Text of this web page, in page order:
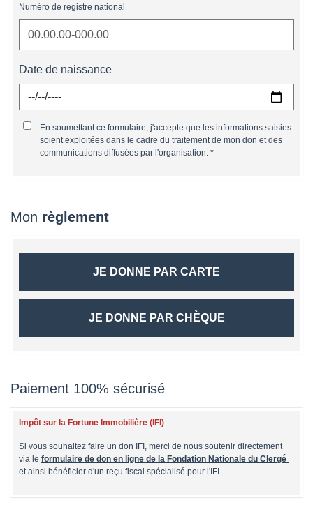
Numéro de registre national
Date de naissance
En soumettant ce formulaire, j'accepte que les informations saisies
soient exploitées dans le cadre du traitement de mon don et des
communications diffusées par l'organisation.
Mon règlement
JE DONNE PAR CARTE
JE DONNE PAR CHÈQUE
Paiement 100% sécurisé
Impôt sur la Fortune Immobilière (IFI)
Si vous souhaitez faire un don IFI, merci de nous soutenir directement
via le formulaire de don en ligne de la Fondation Nationale du Clergé
et ainsi bénéficier d'un reçu fiscal spécialisé pour l'IFI.